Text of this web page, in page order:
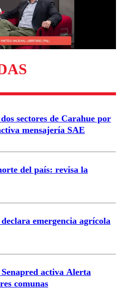
Enviar comentario
sectores de Carahue por
mensajería SAE
del país: revisa la
emergencia agrícola
activa Alerta
comunas